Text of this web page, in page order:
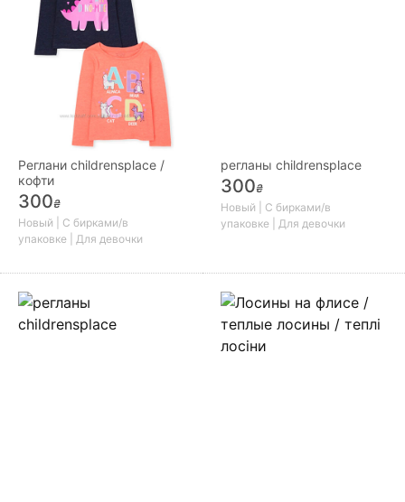
Реглани childrensplace /
кофти
300₴
Новый | С бирками/в
упаковке | Для девочки
регланы childrensplace
300₴
Новый | С бирками/в
упаковке | Для девочки